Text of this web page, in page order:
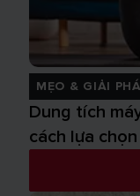
MẸO & GIẢI
Dung tích
cách lựa chọn